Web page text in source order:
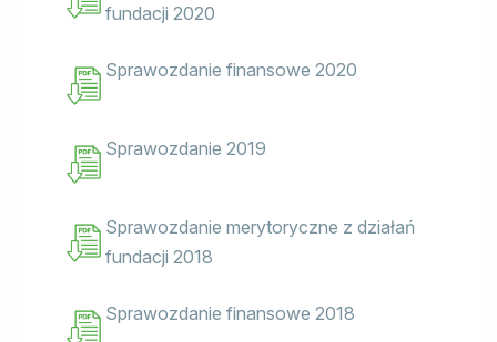
fundacji 2020
Sprawozdanie finansowe 2020
Sprawozdanie 2019
Sprawozdanie merytoryczne z działań
fundacji 2018
Sprawozdanie finansowe 2018